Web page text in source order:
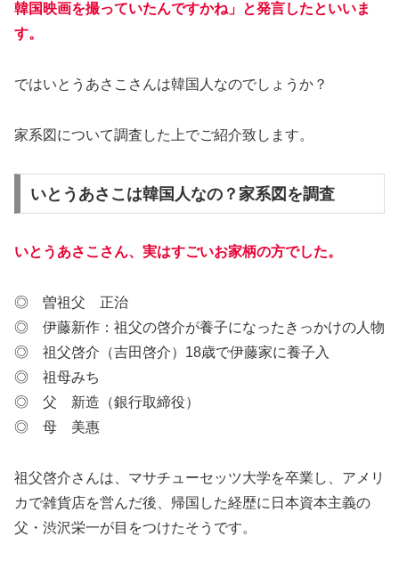
韓国映画を撮っていたんですかね」と発言したといいま
す。
ではいとうあさこさんは韓国人なのでしょうか？
家系図について調査した上でご紹介致します。
いとうあさこは韓国人なの？家系図を調査
いとうあさこさん、実はすごいお家柄の方でした。
◎ 曽祖父 正治
◎ 伊藤新作：祖父の啓介が養子になったきっかけの人物
◎ 祖父啓介（吉田啓介）18歳で伊藤家に養子入
◎ 祖母みち
◎ 父 新造（銀行取締役）
◎ 母 美惠
祖父啓介さんは、マサチューセッツ大学を卒業し、アメリ
カで雑貨店を営んだ後、帰国した経歴に日本資本主義の
父・渋沢栄一が目をつけたそうです。